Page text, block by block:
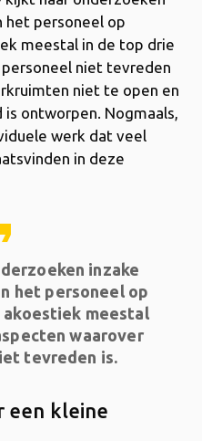
het personeel op
meestal in de top drie
niet tevreden
niet te open en
ontworpen. Nogmaals,
werk dat veel
in deze
inzake
het personeel op
meestal
waarover
tevreden is.
een kleine